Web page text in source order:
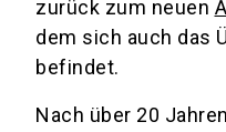
zurück zum neuen
dem sich auch das
befindet.
Nach über 20